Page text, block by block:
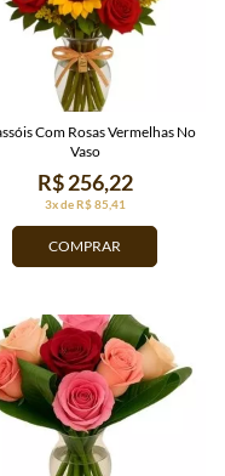
COMPRAR
3x de R$ 85,41
R$ 256,22
Com Rosas Vermelhas No
Vaso